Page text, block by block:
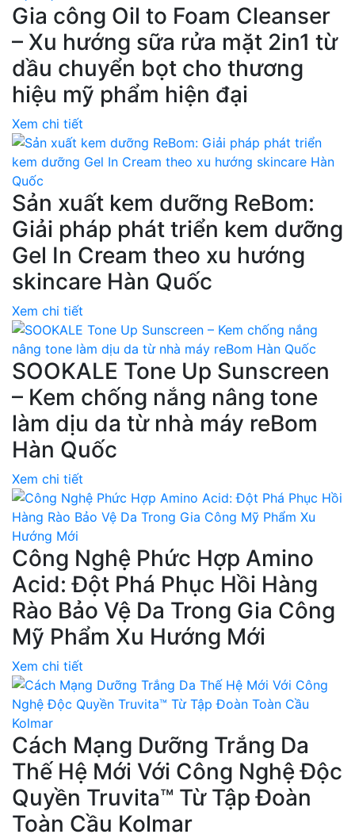
Gia công Oil to Foam Cleanser
– Xu hướng sữa rửa mặt 2in1 từ
dầu chuyển bọt cho thương
hiệu mỹ phẩm hiện đại
Xem chi tiết
Sản xuất kem dưỡng ReBom:
Giải pháp phát triển kem dưỡng
Gel In Cream theo xu hướng
skincare Hàn Quốc
Xem chi tiết
SOOKALE Tone Up Sunscreen
– Kem chống nắng nâng tone
làm dịu da từ nhà máy reBom
Hàn Quốc
Xem chi tiết
Công Nghệ Phức Hợp Amino
Acid: Đột Phá Phục Hồi Hàng
Rào Bảo Vệ Da Trong Gia Công
Mỹ Phẩm Xu Hướng Mới
Xem chi tiết
Cách Mạng Dưỡng Trắng Da
Thế Hệ Mới Với Công Nghệ Độc
Quyền Truvita™ Từ Tập Đoàn
Toàn Cầu Kolmar